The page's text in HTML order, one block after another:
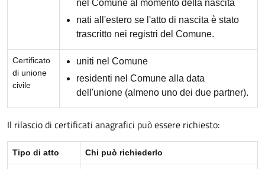
nel Comune al momento della nascita
nati all'estero se l'atto di nascita è stato
trascritto nei registri del Comune.
Certificato
di unione
civile
uniti nel Comune
residenti nel Comune alla data
dell'unione (almeno uno dei due partner).
Il rilascio di certificati anagrafici può essere richiesto:
Tipo di atto Chi può richiederlo